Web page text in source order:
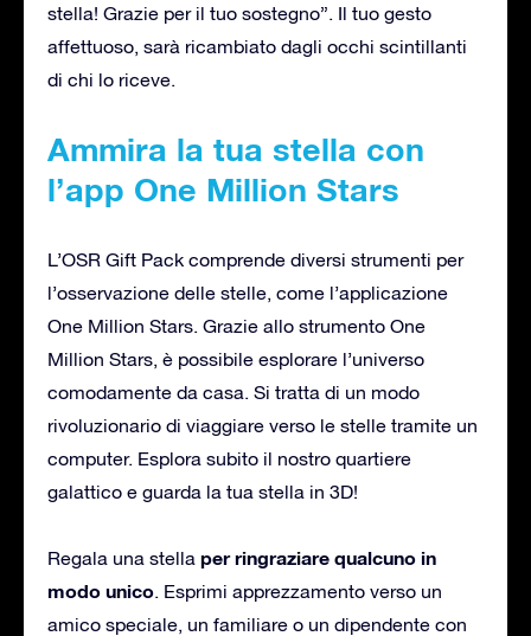
stella! Grazie per il tuo sostegno”. Il tuo gesto
affettuoso, sarà ricambiato dagli occhi scintillanti
di chi lo riceve.
Ammira la tua stella con
l’app One Million Stars
L’OSR Gift Pack comprende diversi strumenti per
l’osservazione delle stelle, come l’applicazione
One Million Stars. Grazie allo strumento One
Million Stars, è possibile esplorare l’universo
comodamente da casa. Si tratta di un modo
rivoluzionario di viaggiare verso le stelle tramite un
computer. Esplora subito il nostro quartiere
galattico e guarda la tua stella in 3D!
Regala una stella per ringraziare qualcuno in
modo unico. Esprimi apprezzamento verso un
amico speciale, un familiare o un dipendente con